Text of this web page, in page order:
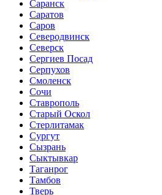
Саранск
Саратов
Саров
Северодвинск
Северск
Сергиев Посад
Серпухов
Смоленск
Сочи
Ставрополь
Старый Оскол
Стерлитамак
Сургут
Сызрань
Сыктывкар
Таганрог
Тамбов
Тверь